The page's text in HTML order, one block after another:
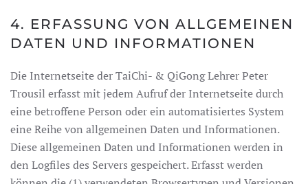
4. ERFASSUNG VON ALLGEMEINEN
DATEN UND INFORMATIONEN
Die Internetseite der TaiChi- & QiGong Lehrer Peter
Trousil erfasst mit jedem Aufruf der Internetseite durch
eine betroffene Person oder ein automatisiertes System
eine Reihe von allgemeinen Daten und Informationen.
Diese allgemeinen Daten und Informationen werden in
den Logfiles des Servers gespeichert. Erfasst werden